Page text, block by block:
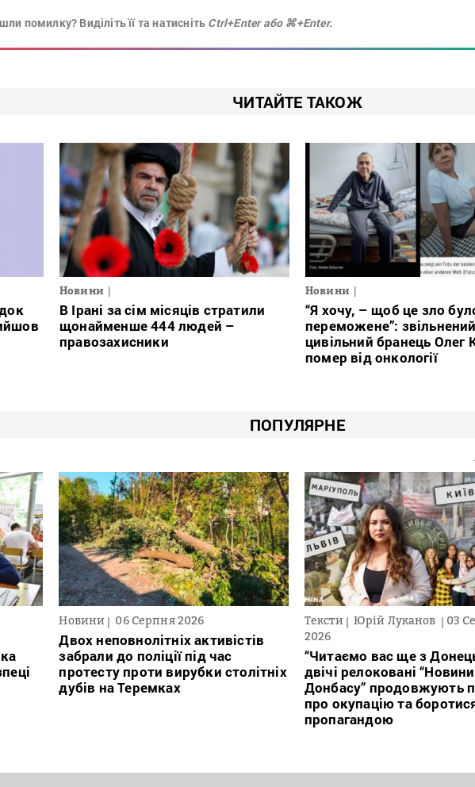
помилку? Виділіть її та натисніть Ctrl+Enter або ⌘+Enter.
ЧИТАЙТЕ ТАКОЖ
Новини
В Ірані за сім місяців стратили
щонайменше 444 людей –
правозахисники
Новини
“Я хочу, – щоб це зло
переможене”:
цивільний бранець Олег
помер від онкології
ПОПУЛЯРНЕ
Новини 06 Серпня 2026
Двох неповнолітніх активістів
забрали до поліції під час
протесту проти вирубки столітніх
дубів на Теремках
Тексти Юрій Луканов
03
2026
“Читаємо вас ще з
двічі релоковані “Новини
Донбасу” продовжують
про окупацію та
пропагандою